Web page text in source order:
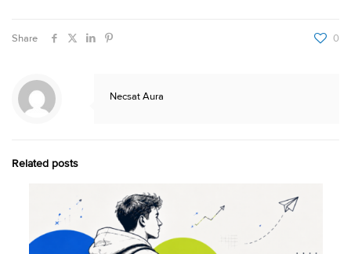
Share 0
Necsat Aura
Related posts